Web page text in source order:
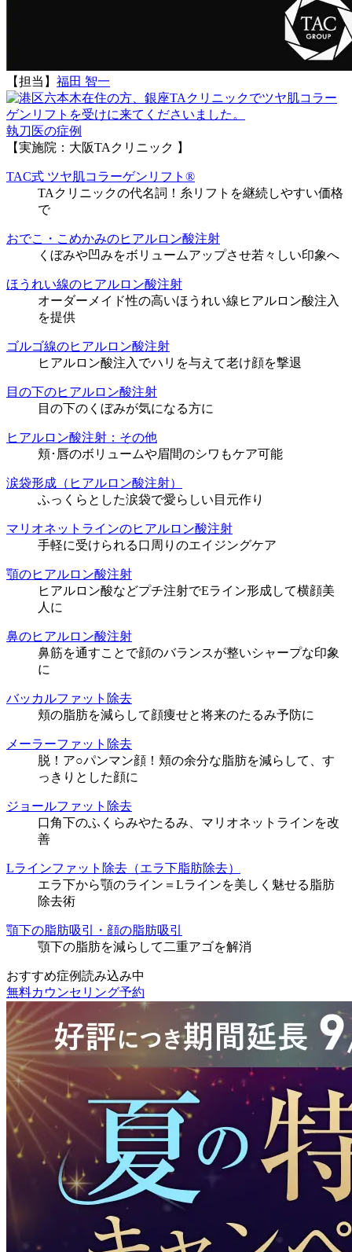
【担当】 福田 智一
執刀医の症例
【実施院：大阪TAクリニック 】
TAC式 ツヤ肌コラーゲンリフト®
TAクリニックの代名詞！糸リフトを継続しやすい価格
で
おでこ・こめかみのヒアルロン酸注射
くぼみや凹みをボリュームアップさせ若々しい印象へ
ほうれい線のヒアルロン酸注射
オーダーメイド性の高いほうれい線ヒアルロン酸注入
を提供
ゴルゴ線のヒアルロン酸注射
ヒアルロン酸注入でハリを与えて老け顔を撃退
目の下のヒアルロン酸注射
目の下のくぼみが気になる方に
ヒアルロン酸注射：その他
頬･唇のボリュームや眉間のシワもケア可能
涙袋形成（ヒアルロン酸注射）
ふっくらとした涙袋で愛らしい目元作り
マリオネットラインのヒアルロン酸注射
手軽に受けられる口周りのエイジングケア
顎のヒアルロン酸注射
ヒアルロン酸などプチ注射でEライン形成して横顔美
人に
鼻のヒアルロン酸注射
鼻筋を通すことで顔のバランスが整いシャープな印象
に
バッカルファット除去
頬の脂肪を減らして顔痩せと将来のたるみ予防に
メーラーファット除去
脱！ア○パンマン顔！頬の余分な脂肪を減らして、す
っきりとした顔に
ジョールファット除去
口角下のふくらみやたるみ、マリオネットラインを改
善
Lラインファット除去（エラ下脂肪除去）
エラ下から顎のライン＝Lラインを美しく魅せる脂肪
除去術
顎下の脂肪吸引・顔の脂肪吸引
顎下の脂肪を減らして二重アゴを解消
おすすめ症例読み込み中
無料カウンセリング予約